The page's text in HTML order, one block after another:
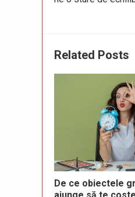
Related Posts
De ce obiectele
ajunge să te